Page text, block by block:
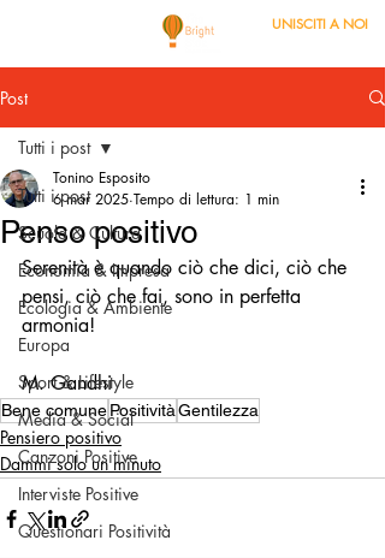
UNISCITI A NOI
Post
Tutti i post
Scuola & Cultura
Economia & Impresa
Ecologia & Ambiente
Europa
Sport & Lifestyle
Media & Social
Canzoni Positive
Interviste Positive
Questionari Positività
Tutti i post
Penso positivo
Tonino Esposito
6 mar 2025 Tempo di lettura: 1 min
Serenità è quando ciò che dici, ciò che
pensi, ciò che fai, sono in perfetta
armonia!
M. Gandhi
Bene comunePositivitàGentilezza
Pensiero positivo
Dammi solo un minuto